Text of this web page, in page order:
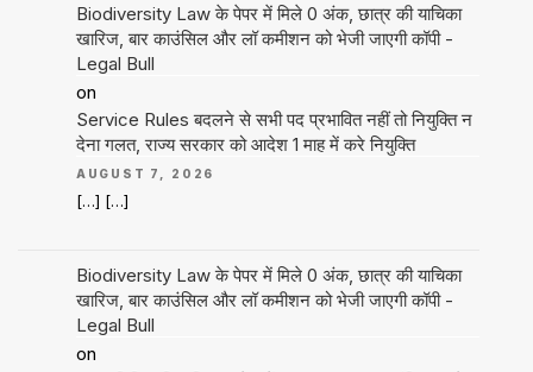
Biodiversity Law के पेपर में मिले 0 अंक, छात्र की याचिका
खारिज, बार काउंसिल और लॉ कमीशन को भेजी जाएगी कॉपी -
Legal Bull
on
Service Rules बदलने से सभी पद प्रभावित नहीं तो नियुक्ति न
देना गलत, राज्य सरकार को आदेश 1 माह में करे नियुक्ति
AUGUST 7, 2026
[…] […]
Biodiversity Law के पेपर में मिले 0 अंक, छात्र की याचिका
खारिज, बार काउंसिल और लॉ कमीशन को भेजी जाएगी कॉपी -
Legal Bull
on